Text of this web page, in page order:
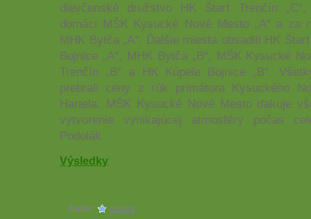
dievčenské družstvo HK Štart Trenčín
domáci MŠK Kysucké Nové Mesto „A“ a za
MHK Bytča „A“. Ďalšie miesta obsadili HK
Bojnice „A“, MHK Bytča „B“, MŠK Kysucké
Trenčín „B“ a HK Kúpele Bojnice „B“.
prebrali ceny z rúk primátora Kysuckého
Hartela. MŠK Kysucké Nové Mesto ďakuje
vytvorenie vynikajúcej atmosféry počas
Podolák
Výsledky
Autor:
renata